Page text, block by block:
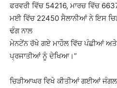
ਫਰਵਰੀ ਵਿੱਚ 54216, ਮਾਰਚ ਵਿੱਚ
ਮਈ ਵਿੱਚ 22450 ਸੈਲਾਨੀਆਂ ਨੇ ਇਸ
ਢੰਗ ਨਾਲ
ਮੇਨਟੇਂਨ ਰੱਖੇ ਗਏ ਮਾਹੌਲ ਵਿੱਚ ਪੰਛੀਆਂ ਅਤੇ
ਪ੍ਰਜਾਤੀਆਂ ਨੂੰ ਦੇਖਿਆ।”
ਚਿੜੀਆਘਰ ਵਿਖੇ ਕੀਤੀਆਂ ਗਈਆਂ